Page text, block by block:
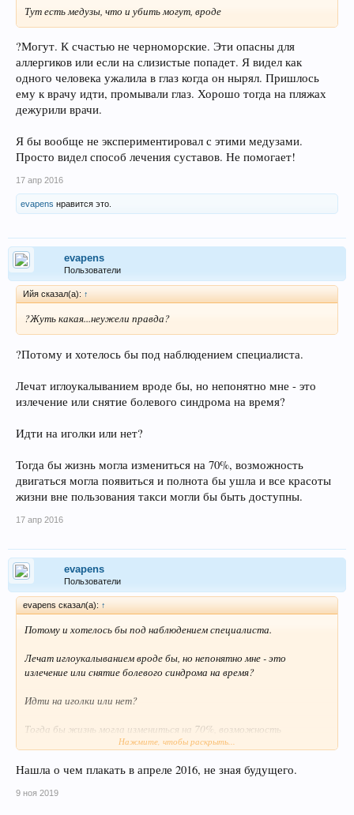
Тут есть медузы, что и убить могут, вроде
?Могут. К счастью не черноморские. Эти опасны для
аллергиков или если на слизистые попадет. Я видел как
одного человека ужалила в глаз когда он нырял. Пришлось
ему к врачу идти, промывали глаз. Хорошо тогда на пляжах
дежурили врачи.
Я бы вообще не экспериментировал с этими медузами.
Просто видел способ лечения суставов. Не помогает!
17 апр 2016
evapens нравится это.
evapens
Пользователи
Ийя сказал(а): ↑
?Жуть какая...неужели правда?
?Потому и хотелось бы под наблюдением специалиста.
Лечат иглоукалыванием вроде бы, но непонятно мне - это
излечение или снятие болевого синдрома на время?
Идти на иголки или нет?
Тогда бы жизнь могла измениться на 70%, возможность
двигаться могла появиться и полнота бы ушла и все красоты
жизни вне пользования такси могли бы быть доступны.
17 апр 2016
evapens
Пользователи
evapens сказал(а): ↑
Потому и хотелось бы под наблюдением специалиста.
Лечат иглоукалыванием вроде бы, но непонятно мне - это
излечение или снятие болевого синдрома на время?
Идти на иголки или нет?
Тогда бы жизнь могла измениться на 70%, возможность
двигаться могла появиться и полнота бы ушла и все красоты
Нажмите, чтобы раскрыть...
Нашла о чем плакать в апреле 2016, не зная будущего.
9 ноя 2019